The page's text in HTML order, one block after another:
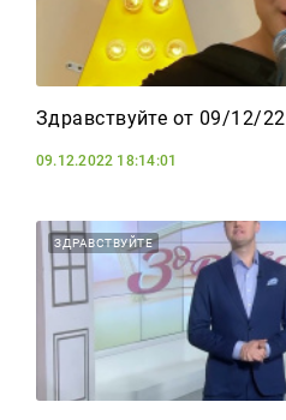
Здравствуйте от 09/12/22
09.12.2022 18:14:01
ЗДРАВСТВУЙТЕ